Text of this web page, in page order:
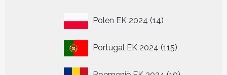
Polen EK 2024 1414
Portugal EK 2024 115115
10